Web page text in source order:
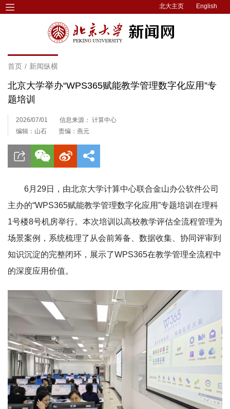
北大主页 English
首页 / 新闻纵横
北京大学举办“WPS365赋能教学管理数字化应用”专
题培训
2026/07/01
信息来源： 计算中心
编辑：山石
责编：燕元
6月29日，由北京大学计算中心联合金山办公软件公司
主办的“WPS365赋能教学管理数字化应用”专题培训在理科
1号楼8号机房举行。本次培训以高校教学评估全流程管理为
场景案例，系统梳理了从会前筹备、数据收集、协同评审到
知识沉淀的完整闭环，展示了WPS365在教学管理全流程中
的深度应用价值。